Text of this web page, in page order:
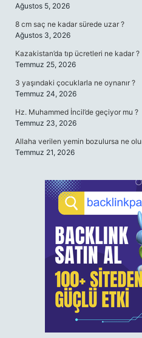
Ağustos 5, 2026
8 cm saç ne kadar sürede uzar ?
Ağustos 3, 2026
Kazakistan’da tıp ücretleri ne kadar ?
Temmuz 25, 2026
3 yaşındaki çocuklarla ne oynanır ?
Temmuz 24, 2026
Hz. Muhammed İncil’de geçiyor mu ?
Temmuz 23, 2026
Allaha verilen yemin bozulursa ne
Temmuz 21, 2026